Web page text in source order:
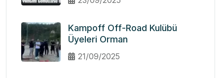
Kampoff Off-Road Kulübü
Üyeleri Orman
21/09/2025